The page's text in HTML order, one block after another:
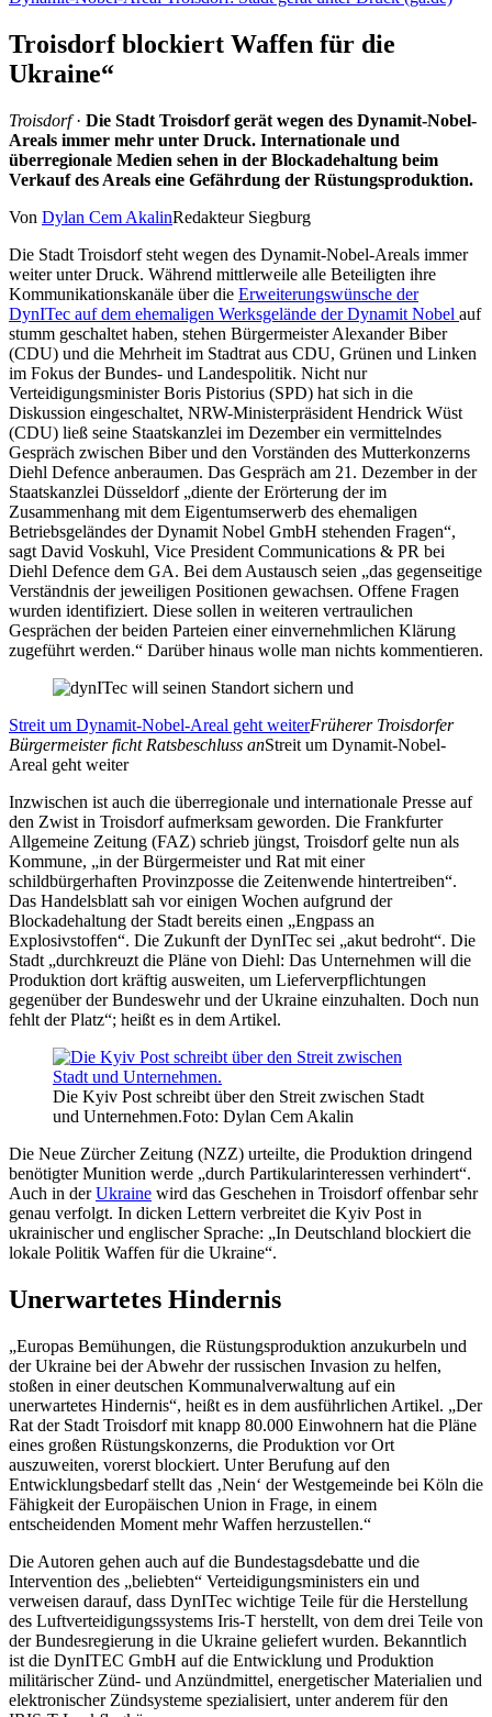
Troisdorf blockiert Waffen für die
Ukraine“
Troisdorf· Die Stadt Troisdorf gerät wegen des Dynamit-Nobel-
Areals immer mehr unter Druck. Internationale und
überregionale Medien sehen in der Blockadehaltung beim
Verkauf des Areals eine Gefährdung der Rüstungsproduktion.
Von Dylan Cem AkalinRedakteur Siegburg
Die Stadt Troisdorf steht wegen des Dynamit-Nobel-Areals immer
weiter unter Druck. Während mittlerweile alle Beteiligten ihre
Kommunikationskanäle über die Erweiterungswünsche der
DynITec auf dem ehemaligen Werksgelände der Dynamit Nobel auf
stumm geschaltet haben, stehen Bürgermeister Alexander Biber
(CDU) und die Mehrheit im Stadtrat aus CDU, Grünen und Linken
im Fokus der Bundes- und Landespolitik. Nicht nur
Verteidigungsminister Boris Pistorius (SPD) hat sich in die
Diskussion eingeschaltet, NRW-Ministerpräsident Hendrick Wüst
(CDU) ließ seine Staatskanzlei im Dezember ein vermittelndes
Gespräch zwischen Biber und den Vorständen des Mutterkonzerns
Diehl Defence anberaumen. Das Gespräch am 21. Dezember in der
Staatskanzlei Düsseldorf „diente der Erörterung der im
Zusammenhang mit dem Eigentumserwerb des ehemaligen
Betriebsgeländes der Dynamit Nobel GmbH stehenden Fragen“,
sagt David Voskuhl, Vice President Communications & PR bei
Diehl Defence dem GA. Bei dem Austausch seien „das gegenseitige
Verständnis der jeweiligen Positionen gewachsen. Offene Fragen
wurden identifiziert. Diese sollen in weiteren vertraulichen
Gesprächen der beiden Parteien einer einvernehmlichen Klärung
zugeführt werden.“ Darüber hinaus wolle man nichts kommentieren.
Streit um Dynamit-Nobel-Areal geht weiterFrüherer Troisdorfer
Bürgermeister ficht Ratsbeschluss anStreit um Dynamit-Nobel-
Areal geht weiter
Inzwischen ist auch die überregionale und internationale Presse auf
den Zwist in Troisdorf aufmerksam geworden. Die Frankfurter
Allgemeine Zeitung (FAZ) schrieb jüngst, Troisdorf gelte nun als
Kommune, „in der Bürgermeister und Rat mit einer
schildbürgerhaften Provinzposse die Zeitenwende hintertreiben“.
Das Handelsblatt sah vor einigen Wochen aufgrund der
Blockadehaltung der Stadt bereits einen „Engpass an
Explosivstoffen“. Die Zukunft der DynITec sei „akut bedroht“. Die
Stadt „durchkreuzt die Pläne von Diehl: Das Unternehmen will die
Produktion dort kräftig ausweiten, um Lieferverpflichtungen
gegenüber der Bundeswehr und der Ukraine einzuhalten. Doch nun
fehlt der Platz“; heißt es in dem Artikel.
Die Kyiv Post schreibt über den Streit zwischen Stadt
und Unternehmen.Foto: Dylan Cem Akalin
Die Neue Zürcher Zeitung (NZZ) urteilte, die Produktion dringend
benötigter Munition werde „durch Partikularinteressen verhindert“.
Auch in derUkraine wird das Geschehen in Troisdorf offenbar sehr
genau verfolgt. In dicken Lettern verbreitet die Kyiv Post in
ukrainischer und englischer Sprache: „In Deutschland blockiert die
lokale Politik Waffen für die Ukraine“.
Unerwartetes Hindernis
„Europas Bemühungen, die Rüstungsproduktion anzukurbeln und
der Ukraine bei der Abwehr der russischen Invasion zu helfen,
stoßen in einer deutschen Kommunalverwaltung auf ein
unerwartetes Hindernis“, heißt es in dem ausführlichen Artikel. „Der
Rat der Stadt Troisdorf mit knapp 80.000 Einwohnern hat die Pläne
eines großen Rüstungskonzerns, die Produktion vor Ort
auszuweiten, vorerst blockiert. Unter Berufung auf den
Entwicklungsbedarf stellt das ‚Nein‘ der Westgemeinde bei Köln die
Fähigkeit der Europäischen Union in Frage, in einem
entscheidenden Moment mehr Waffen herzustellen.“
Die Autoren gehen auch auf die Bundestagsdebatte und die
Intervention des „beliebten“ Verteidigungsministers ein und
verweisen darauf, dass DynITec wichtige Teile für die Herstellung
des Luftverteidigungssystems Iris-T herstellt, von dem drei Teile von
der Bundesregierung in die Ukraine geliefert wurden. Bekanntlich
ist die DynITEC GmbH auf die Entwicklung und Produktion
militärischer Zünd- und Anzündmittel, energetischer Materialien und
elektronischer Zündsysteme spezialisiert, unter anderem für den